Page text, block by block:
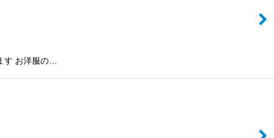
す お洋服の…